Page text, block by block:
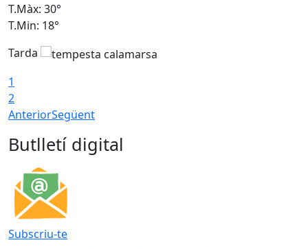
T.Màx: 30°
T.Min: 18°
Tarda
1
2
AnteriorSegüent
Butlletí digital
Subscriu-te